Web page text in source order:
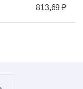
813,69 ₽